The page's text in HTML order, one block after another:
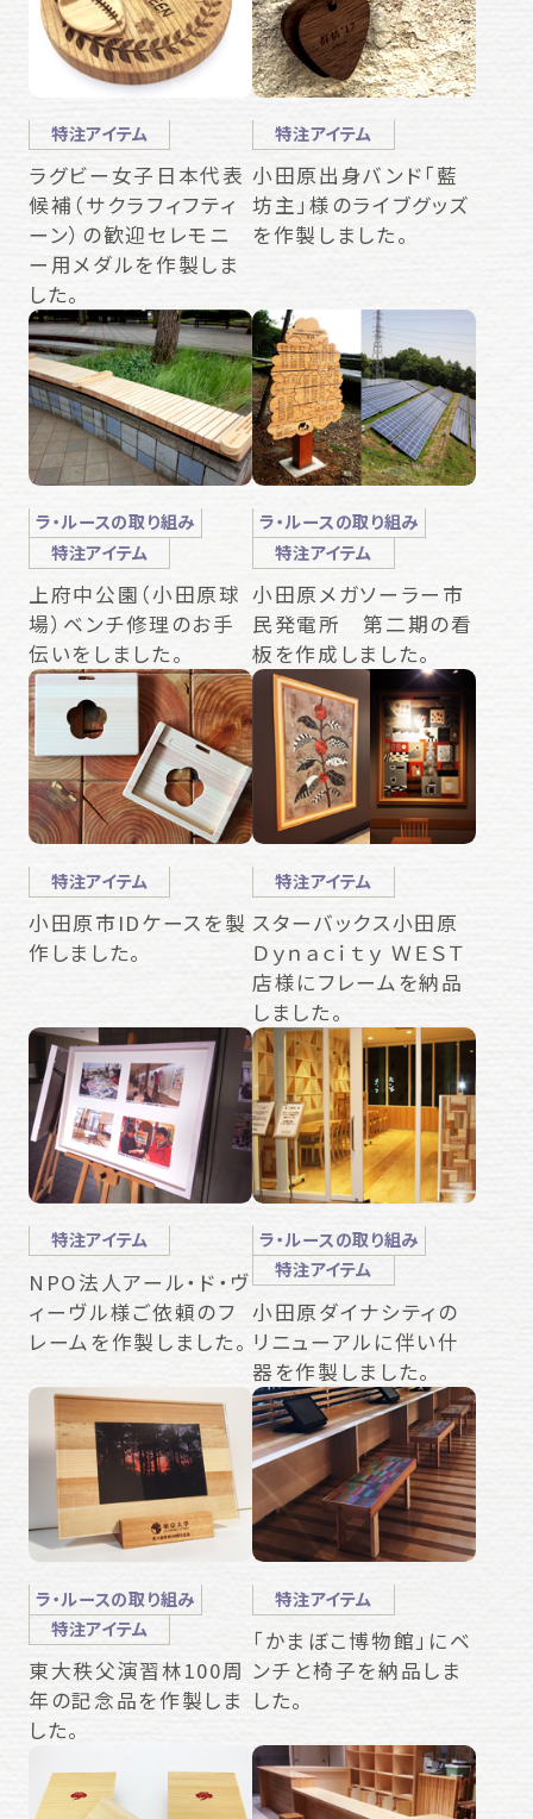
特注アイテム
ラグビー女子日本代表
候補（サクラフィフティ
ーン）の歓迎セレモニ
ー用メダルを作製しま
した。
特注アイテム
小田原出身バンド「藍
坊主」様のライブグッズ
を作製しました。
ラ・ルースの取り組み
特注アイテム
上府中公園（小田原球
場）ベンチ修理のお手
伝いをしました。
ラ・ルースの取り組み
特注アイテム
小田原メガソーラー市
民発電所 第二期の看
板を作成しました。
特注アイテム
小田原市IDケースを製
作しました。
特注アイテム
スターバックス小田原
Ｄｙｎａｃｉｔｙ ＷＥＳＴ
店様にフレームを納品
しました。
特注アイテム
NPO法人アール・ド・ヴ
ィーヴル様ご依頼のフ
レームを作製しました。
ラ・ルースの取り組み
特注アイテム
小田原ダイナシティの
リニューアルに伴い什
器を作製しました。
ラ・ルースの取り組み
特注アイテム
東大秩父演習林100周
年の記念品を作製しま
した。
特注アイテム
「かまぼこ博物館」にベ
ンチと椅子を納品しま
した。